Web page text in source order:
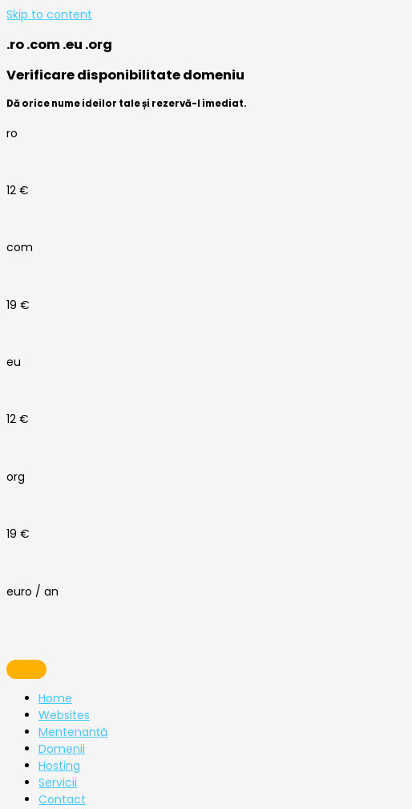
Skip to content
.ro .com .eu .org
Verificare disponibilitate domeniu
Dă orice nume ideilor tale și rezervă-l imediat.
ro
12 €
com
19 €
eu
12 €
org
19 €
euro / an
Home
Websites
Mentenanță
Domenii
Hosting
Servicii
Contact